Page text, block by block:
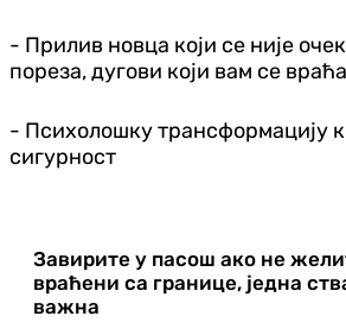
- Прилив новца који се није
пореза, дугови који вам се
- Психолошку трансформацију
сигурност
Завирите у пасош ако не
враћени са границе, једна
важна